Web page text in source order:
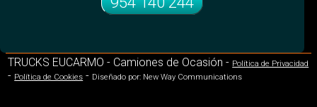
TRUCKS EUCARMO - Camiones de Ocasión - Política de Privacidad
- Política de Cookies - Diseñado por: New Way Communications